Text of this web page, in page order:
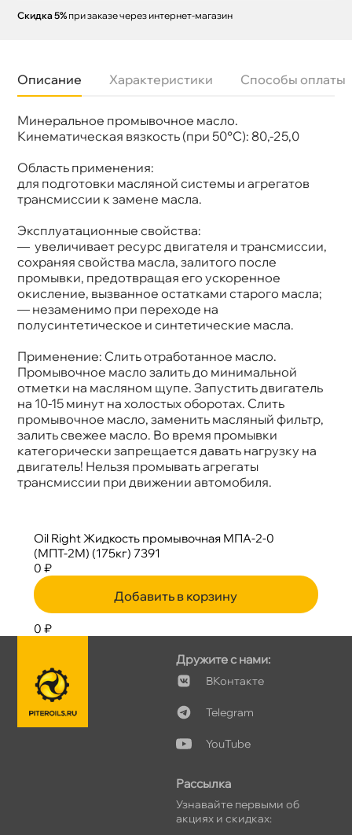
Скидка 5% при заказе через интернет-магазин
Описание Характеристики Способы оплаты
Минеральное промывочное масло.
Кинематическая вязкость (при 50°С): 80,-25,0
Область применения:
для подготовки масляной системы и агрегато
трансмиссии к замене масла.
Эксплуатационные свойства:
— увеличивает ресурс двигателя и трансмиссии,
сохраняя свойства масла, залитого после
промывки, предотвращая его ускоренное
окисление, вызванное остатками старого масла;
— незаменимо при переходе на
полусинтетическое и синтетические масла.
Применение: Слить отработанное масло.
Промывочное масло залить до минимальной
отметки на масляном щупе. Запустить двигатель
на 10-15 минут на холостых оборотах. Слить
промывочное масло, заменить масляный фильтр,
залить свежее масло. Во время промывки
категорически запрещается давать нагрузку на
двигатель! Нельзя промывать агрегаты
трансмиссии при движении автомобиля.
Бренд
Oil Right
Тип масла
Минеральное
Объем
175к
Oil Right Жидкость промывочная МПА-2-0
(МПТ-2М) (175кг) 7391
0 ₽
Добавить в корзину
0 ₽
Дружите с нами:
Контакте
Telegram
YouTube
Рассылка
Узнавайте первыми о
акциях и скидках: